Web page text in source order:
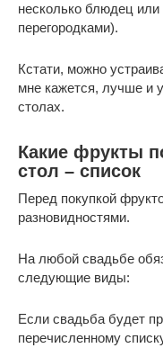
несколько блюдец
перегородками).
Кстати, можно
мне кажется, лучше и
столах.
Какие фрукты
стол – список
Перед покупкой
разновидностями.
На любой свадьбе
следующие виды:
Если свадьба будет
перечисленному